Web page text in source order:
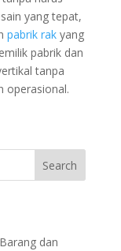
yang tepat,
pabrik rakyang
pabrik dan
tanpa
operasional.
Search
dan